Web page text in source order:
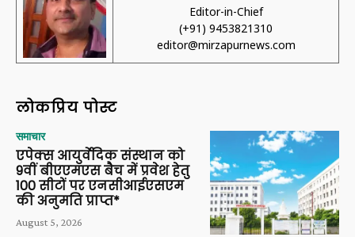
Editor-in-Chief
(+91) 9453821310
editor@mirzapurnews.com
लोकप्रिय पोस्ट
समाचार
एपेक्स आयुर्वेदिक संस्थान को
9वीं बीएएमएस बैच में प्रवेश हेतु
100 सीटों पर एनसीआईएसएम
की अनुमति प्राप्त*
August 5, 2026